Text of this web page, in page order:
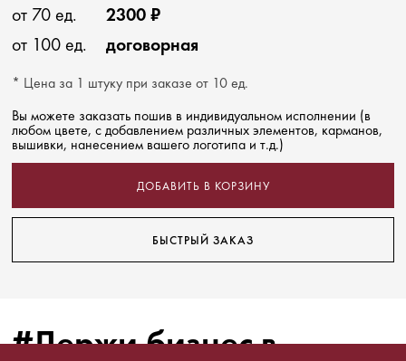
от 70 ед.
2300 ₽
от 100 ед.
договорная
* Цена за 1 штуку при заказе от 10 ед.
Вы можете заказать пошив в индивидуальном исполнении (в
любом цвете, с добавлением различных элементов, карманов,
вышивки, нанесением вашего логотипа и т.д.)
ДОБАВИТЬ В КОРЗИНУ
БЫСТРЫЙ ЗАКАЗ
#Держи бизнес в